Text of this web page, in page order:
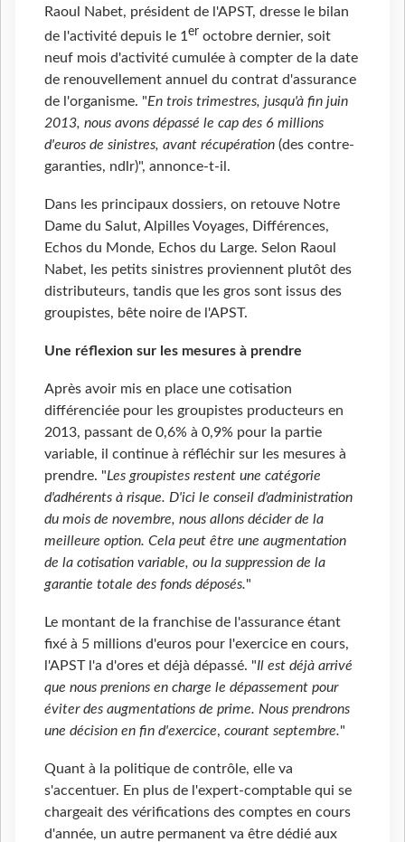
Raoul Nabet, président de l'APST, dresse le bilan
de l'activité depuis le 1 er octobre dernier, soit
neuf mois d'activité cumulée à compter de la date
de renouvellement annuel du contrat d'assurance
de l'organisme. "En trois trimestres, jusqu'à fin juin
2013, nous avons dépassé le cap des 6 millions
d'euros de sinistres, avant récupération (des contre-
garanties, ndlr)", annonce-t-il.
Dans les principaux dossiers, on retouve Notre
Dame du Salut, Alpilles Voyages, Différences,
Echos du Monde, Echos du Large. Selon Raoul
Nabet, les petits sinistres proviennent plutôt des
distributeurs, tandis que les gros sont issus des
groupistes, bête noire de l'APST.
Une réflexion sur les mesures à prendre
Après avoir mis en place une cotisation
différenciée pour les groupistes producteurs en
2013, passant de 0,6% à 0,9% pour la partie
variable, il continue à réfléchir sur les mesures à
prendre. "Les groupistes restent une catégorie
d'adhérents à risque. D'ici le conseil d'administration
du mois de novembre, nous allons décider de la
meilleure option. Cela peut être une augmentation
de la cotisation variable, ou la suppression de la
garantie totale des fonds déposés."
Le montant de la franchise de l'assurance étant
fixé à 5 millions d'euros pour l'exercice en cours,
l'APST l'a d'ores et déjà dépassé. "Il est déjà arrivé
que nous prenions en charge le dépassement pour
éviter des augmentations de prime. Nous prendrons
une décision en fin d'exercice, courant septembre."
Quant à la politique de contrôle, elle va
s'accentuer. En plus de l'expert-comptable qui se
chargeait des vérifications des comptes en cours
d'année, un autre permanent va être dédié aux